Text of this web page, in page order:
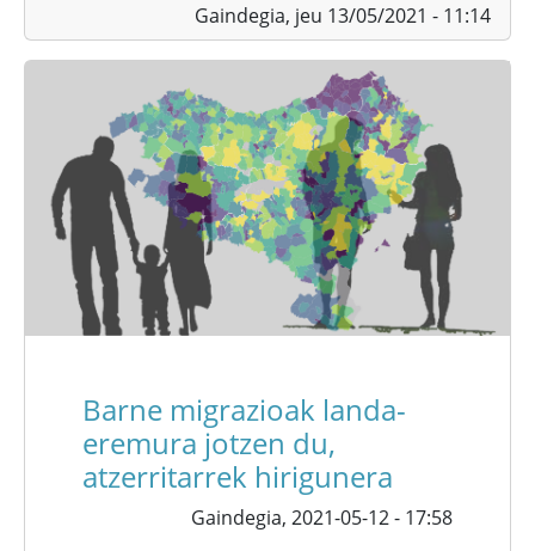
Gaindegia, jeu 13/05/2021 - 11:14
Barne migrazioak landa-
eremura jotzen du,
atzerritarrek hirigunera
Gaindegia, 2021-05-12 - 17:58